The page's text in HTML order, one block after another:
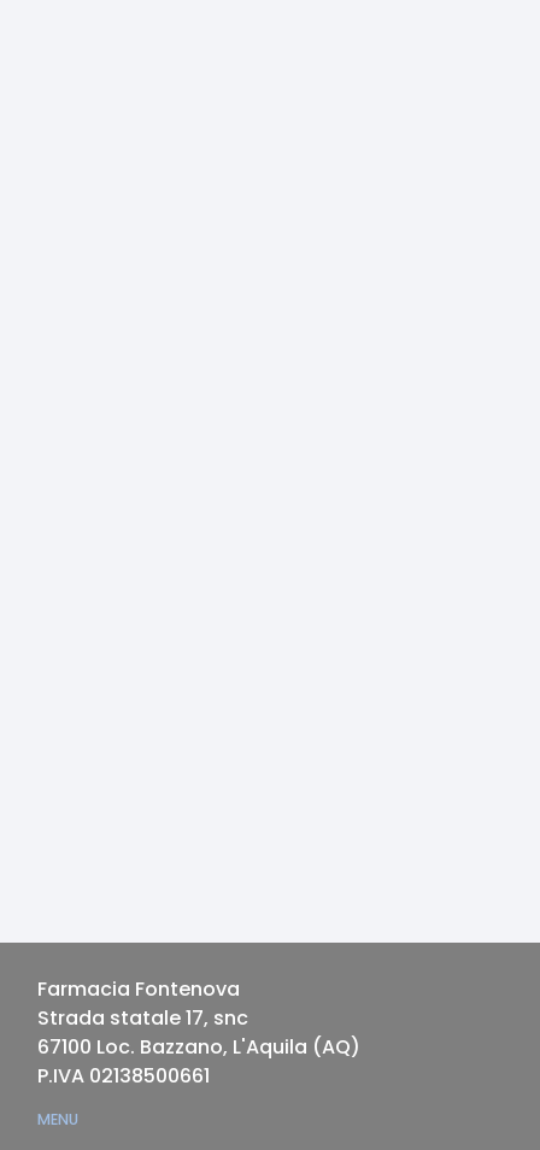
Farmacia Fontenova
Strada statale 17, snc
67100 Loc. Bazzano, L'Aquila (AQ)
P.IVA 02138500661
MENU